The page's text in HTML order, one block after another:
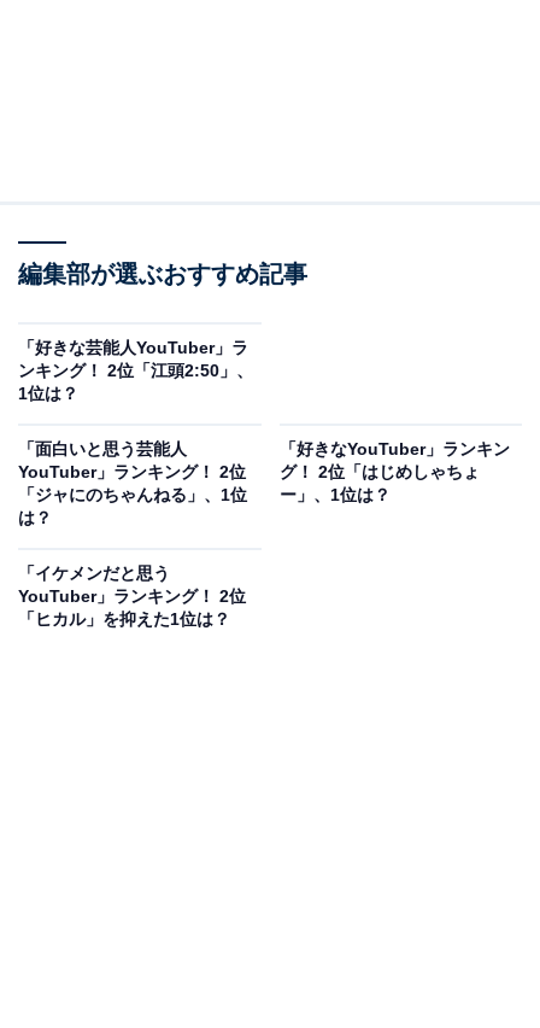
芸能界やYouTubeなどを拠点に活躍していたDaiGoさん
ての差別発言をし、炎上したことも。その後謝罪に至る
など、世間を大きく騒がせました。現在もYouTubeや講
す。
「彼の飼っていた猫たちがかわいくて好きだったので」
（兵庫県、30代女性）、「私生活や恋愛などを上手くい
かせるための方法を学術的に教えてくれてとても参考に
なった」（滋賀県、20代男性）などの意見が挙げられま
編集部が選ぶおすすめ記事
「好きな芸能人YouTuber」ラ
ンキング！ 2位「江頭2:50」、
1位は？
「面白いと思う芸能人
YouTuber」ランキング！ 2位
「ジャにのちゃんねる」、1位
は？
「好きなYouTuber」ランキン
グ！ 2位「はじめしゃちょ
ー」、1位は？
「イケメンだと思う
YouTuber」ランキング！ 2位
「ヒカル」を抑えた1位は？